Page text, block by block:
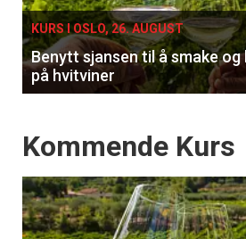
KURS I OSLO, 26. AUGUST
Benytt sjansen til å smake
på hvitviner
Events
Kommende Kurs